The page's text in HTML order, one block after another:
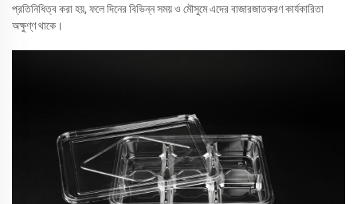
প্রতিনিধিত্ব করা হয়, ফলে দিনের বিভিন্ন সময় ও মৌসুমে এদের বাজারজাতকরণ কার্যকারিতা
অক্ষুণ্ণ থাকে।